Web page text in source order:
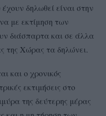
δηλωθεί είναι στην
με εκτίμηση των
διάσπαρτα και σε άλλα
της Χώρας τα δηλώνει.
και ο χρονικός
εκτιμήσεις στο
της δεύτερης μέρας